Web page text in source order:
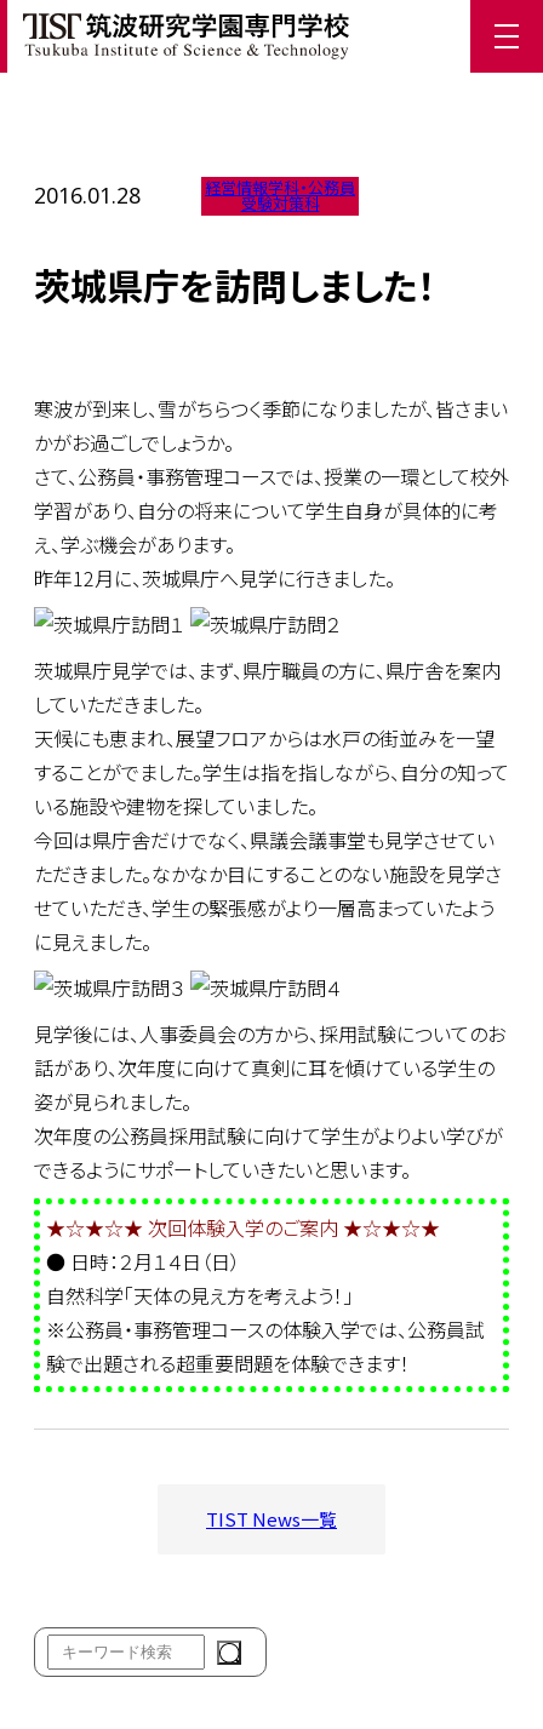
ホーム / TIST News / 茨城県庁を訪問しました！
2016.01.28 経営情報学科・公務員
受験対策科
茨城県庁を訪問しました！
寒波が到来し、雪がちらつく季節になりましたが、皆さまい
かがお過ごしでしょうか。
さて、公務員・事務管理コースでは、授業の一環として校外
学習があり、自分の将来について学生自身が具体的に考
え、学ぶ機会があります。
昨年12月に、茨城県庁へ見学に行きました。
茨城県庁見学では、まず、県庁職員の方に、県庁舎を案内
していただきました。
天候にも恵まれ、展望フロアからは水戸の街並みを一望
することがでました。学生は指を指しながら、自分の知って
いる施設や建物を探していました。
今回は県庁舎だけでなく、県議会議事堂も見学させてい
ただきました。なかなか目にすることのない施設を見学さ
せていただき、学生の緊張感がより一層高まっていたよう
に見えました。
見学後には、人事委員会の方から、採用試験についてのお
話があり、次年度に向けて真剣に耳を傾けている学生の
姿が見られました。
次年度の公務員採用試験に向けて学生がよりよい学びが
できるようにサポートしていきたいと思います。
★☆★☆★ 次回体験入学のご案内 ★☆★☆★
● 日時：２月１４日（日）
自然科学「天体の見え方を考えよう！」
※公務員・事務管理コースの体験入学では、公務員試
験で出題される超重要問題を体験できます！
TIST News一覧